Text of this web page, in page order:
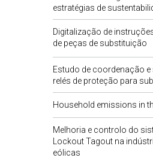
estratégias de
Digitalização de
de peças de substituição
Estudo de coordenação e
relés de proteção para
Household emissions in
Melhoria e controlo do
Lockout Tagout na
eólicas